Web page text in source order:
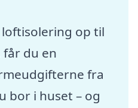
op til
du en
fra
bor i huset – og